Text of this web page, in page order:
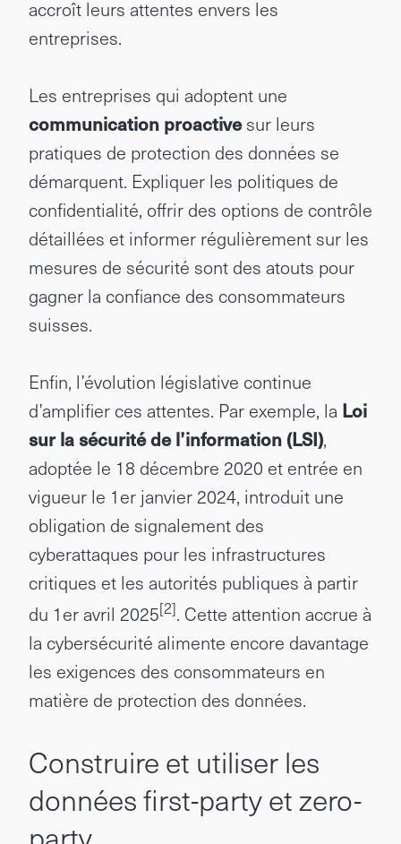
accroît leurs attentes envers les
entreprises.
Les entreprises qui adoptent une
communication proactivesur leurs
pratiques de protection des données se
démarquent. Expliquer les politiques de
confidentialité, offrir des options de contrôle
détaillées et informer régulièrement sur les
mesures de sécurité sont des atouts pour
gagner la confiance des consommateurs
suisses.
Enfin, l’évolution législative continue
d’amplifier ces attentes. Par exemple, la Loi
sur la sécurité de l’information (LSI),
adoptée le 18 décembre 2020 et entrée en
vigueur le 1er janvier 2024, introduit une
obligation de signalement des
cyberattaques pour les infrastructures
critiques et les autorités publiques à partir
du 1er avril 2025[2]. Cette attention accrue à
la cybersécurité alimente encore davantage
les exigences des consommateurs en
matière de protection des données.
Construire et utiliser les
données first-party et zero-